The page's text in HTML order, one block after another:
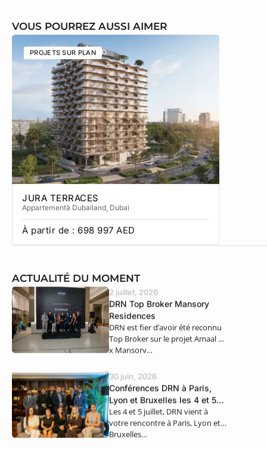
VOUS POURREZ AUSSI AIMER
PROJETS SUR PLAN
JURA TERRACES
Appartementà Dubailand , Dubai
À partir de : 698 997 AED
ACTUALITÉ DU MOMENT
2 juillet, 2026
DRN Top Broker Mansory
Residences
DRN est fier d’avoir été reconnu
Top Broker sur le projet Amaal 8
x Mansory…
30 juin, 2026
Conférences DRN à Paris,
Lyon et Bruxelles les 4 et 5
juillet
Les 4 et 5 juillet, DRN vient à
votre rencontre à Paris, Lyon et
Bruxelles…